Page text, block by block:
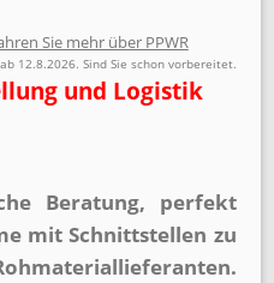
ab 12.8.2026. Sind Sie schon vorbereitet.
und Logistik
Beratung, perfekt
mit Schnittstellen zu